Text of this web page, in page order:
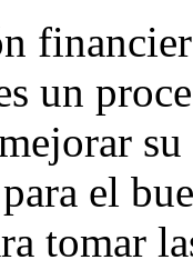
un
el
tomar